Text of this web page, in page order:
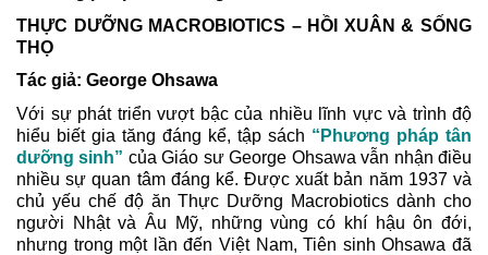
THỰC DƯỠNG MACROBIOTICS – HỒI XUÂN & SỐNG
THỌ
Tác giả: George Ohsawa
Với sự phát triển vượt bậc của nhiều lĩnh vực và trình độ
hiểu biết gia tăng đáng kể, tập sách “Phương pháp tân
dưỡng sinh” của Giáo sư George Ohsawa vẫn nhận điều
nhiều sự quan tâm đáng kể. Được xuất bản năm 1937 và
chủ yếu chế độ ăn Thực Dưỡng Macrobiotics dành cho
người Nhật và Âu Mỹ, những vùng có khí hậu ôn đới,
nhưng trong một lần đến Việt Nam, Tiên sinh Ohsawa đã